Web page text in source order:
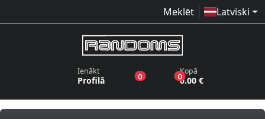
Meklēt Latviski
Ienākt
Profilā 0produkti vēlmju sarakstā
0produkti grozā
Kopā
0.00 €